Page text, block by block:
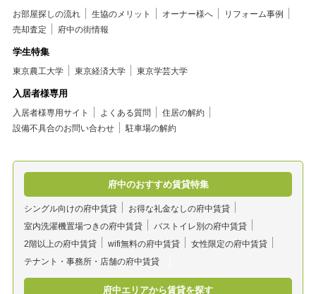
お部屋探しの流れ 生協のメリット オーナー様へ
リフォーム事例
売却査定
府中の街情報
学生特集
東京農工大学 東京経済大学 東京学芸大学
入居者様専用
入居者様専用サイト よくある質問
住居の解約
設備不具合のお問い合わせ
駐車場の解約
府中のおすすめ賃貸特集
シングル向けの府中賃貸
お得な礼金なしの府中賃貸
室内洗濯機置場つきの府中賃貸
バストイレ別の府中賃貸
2階以上の府中賃貸
wifi無料の府中賃貸
女性限定の府中賃貸
テナント・事務所・店舗の府中賃貸
府中エリアから賃貸を探す